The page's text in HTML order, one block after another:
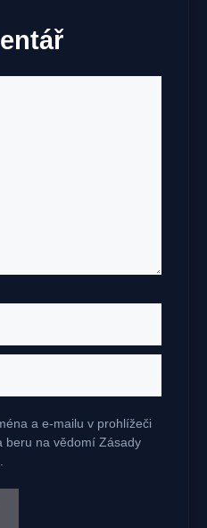
a e-mailu v prohlížeči
beru na vědomí Zásady